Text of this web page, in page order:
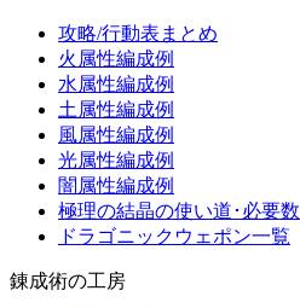
攻略/行動表まとめ
火属性編成例
水属性編成例
土属性編成例
風属性編成例
光属性編成例
闇属性編成例
極理の結晶の使い道･必要数
ドラゴニックウェポン一覧
錬成術の工房